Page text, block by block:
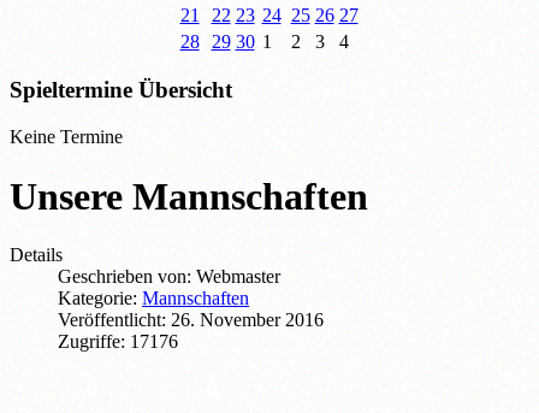
21
22 23 24 25 26 27
28
29 30 1 2 3 4
Spieltermine Übersicht
Keine Termine
Unsere Mannschaften
Details
Geschrieben von: Webmaster
Kategorie: Mannschaften
Veröffentlicht: 26. November 2016
Zugriffe: 17176